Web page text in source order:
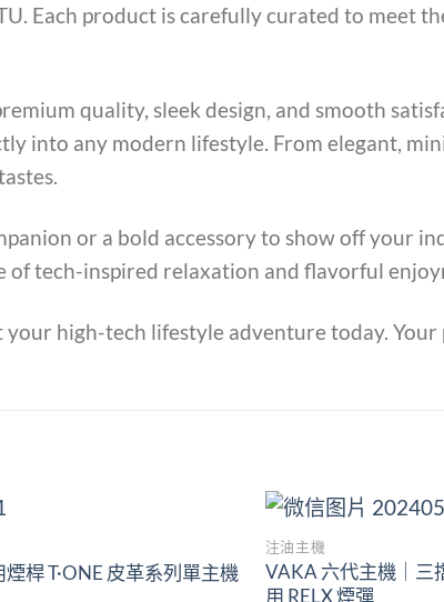
Each product is carefully curated to meet
quality, sleek design, and smooth
into any modern lifestyle. From elegant,
or a bold accessory to show off your
tech-inspired relaxation and flavorful
high-tech lifestyle adventure today. Your
Add to
wishlist
桿 T·ONE 皮革系列單主機
注油主機
VAKA 六代主機｜三
用 RELX 煙彈